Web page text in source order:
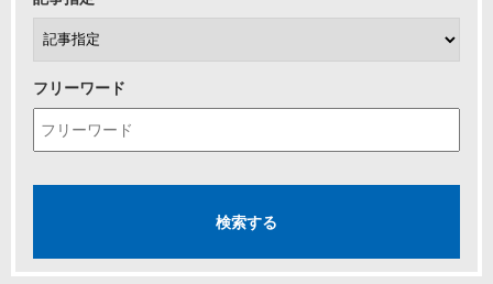
フリーワード